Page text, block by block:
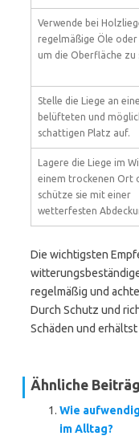
Verwende bei
regelmäßige Öle oder
um die Oberfläche zu
Stelle die Liege an
belüfteten und
schattigen Platz auf.
Lagere die Liege im
einem trockenen Ort
schütze sie mit einer
wetterfesten
Die wichtigsten
regelmäßig und
Durch Schutz und
Schäden und
Ähnliche
Wie
im Alltag?